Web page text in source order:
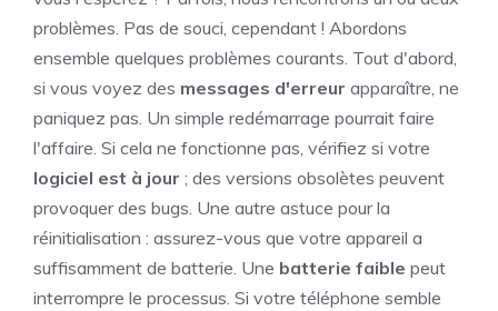
problèmes. Pas de souci, cependant ! Abordons
ensemble quelques problèmes courants. Tout d'abord,
si vous voyez des messages d'erreur apparaître, ne
paniquez pas. Un simple redémarrage pourrait faire
l'affaire. Si cela ne fonctionne pas, vérifiez si votre
logiciel est à jour ; des versions obsolètes peuvent
provoquer des bugs. Une autre astuce pour la
réinitialisation : assurez-vous que votre appareil a
suffisamment de batterie. Une batterie faible peut
interrompre le processus. Si votre téléphone semble